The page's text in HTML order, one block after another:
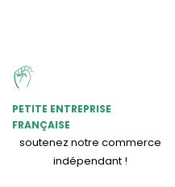
PETITE ENTREPRISE
FRANÇAISE
soutenez notre commerce
indépendant !